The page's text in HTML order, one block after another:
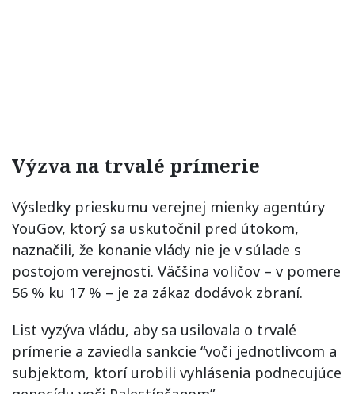
Výzva na trvalé prímerie
Výsledky prieskumu verejnej mienky agentúry
YouGov, ktorý sa uskutočnil pred útokom,
naznačili, že konanie vlády nie je v súlade s
postojom verejnosti. Väčšina voličov – v pomere
56 % ku 17 % – je za zákaz dodávok zbraní.
List vyzýva vládu, aby sa usilovala o trvalé
prímerie a zaviedla sankcie “voči jednotlivcom a
subjektom, ktorí urobili vyhlásenia podnecujúce